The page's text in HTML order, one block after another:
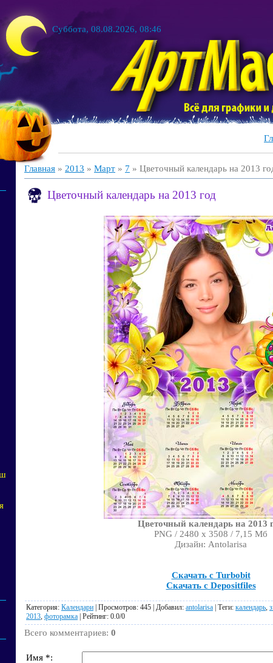
Суббота, 08.08.2026, 08:46
Главная » 2013 » Март » 7 » Цветочный календарь на 2013
Цветочный календарь на 2013 год
Цветочный календарь на 2013
PNG / 2480 x 3508 / 7,15 Мб
Дизайн: Antolarisa
Скачать с Turbobit
Скачать с Depositfiles
Категория: Календари | Просмотров: 445 | Добавил: antolarisa | Теги: календарь
2013 фоторамка | Рейтинг: 0.0/0
Всего комментариев: 0
Имя *: